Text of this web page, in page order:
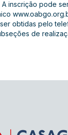
inscrição pode
obtidas pelo
de